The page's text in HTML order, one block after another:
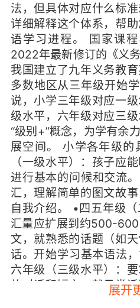
法，但具体对应什么标
详细解释这个体系，帮
语学习进程。 国家课
2022年最新修订的《义
我国建立了九年义务教
多数地区从三年级开始
说，小学三年级对应一
级水平，六年级对应三
“级别+”概念，为学有余
展空间。 小学各年级
（一级水平）：孩子应
进行基本的问候和交流
汇，理解简单的图文故
自我介绍。 •四五年级
汇量应扩展到约500-
文，就熟悉的话题（如
话。开始学习基本语法
六年级（三级水平）：
的对话和短文，就日常
量达到700-800个。应
展开